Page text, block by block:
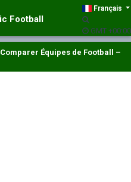
Français
GMT +00:00
Football
Équipes de Football –